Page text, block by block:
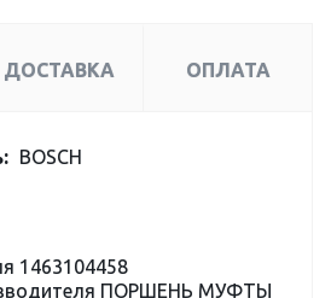
ДОСТАВКА ОПЛАТА
BOSCH
1463104458
ПОРШЕНЬ МУФТЫ